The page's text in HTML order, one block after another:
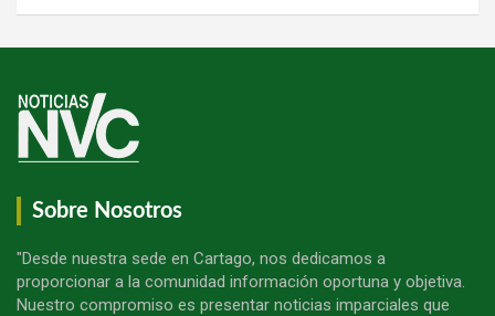
Sobre Nosotros
"Desde nuestra sede en Cartago, nos dedicamos a
proporcionar a la comunidad información oportuna y objetiva.
Nuestro compromiso es presentar noticias imparciales que